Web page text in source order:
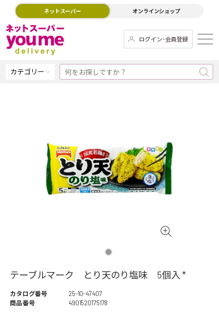
ネットスーパー オンラインショップ
ログイン･会員登録
カテゴリー
テーブルマーク とり天のり塩味 5個入 *
カタログ番号
25-10-47407
商品番号
4901520175178